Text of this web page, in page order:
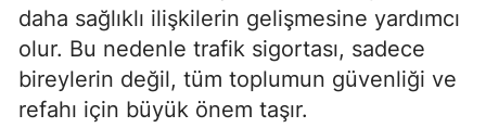
daha sağlıklı ilişkilerin gelişmesine yardımcı
olur. Bu nedenle trafik sigortası, sadece
bireylerin değil, tüm toplumun güvenliği ve
refahı için büyük önem taşır.